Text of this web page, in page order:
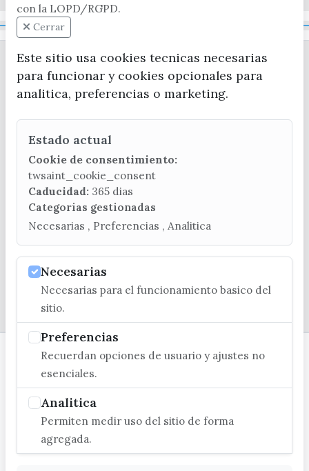
CONTACTA CON LA OFICINA DE TURISMO
(+34) 952 541 104
turismo@velezmalaga.es
C/ Poniente, 2. CP 29740 - Torre del Mar
con la LOPD/RGPD.
Cerrar
Este sitio usa cookies tecnicas necesarias
para funcionar y cookies opcionales para
analitica, preferencias o marketing.
Estado actual
Cookie de consentimiento:
twsaint_cookie_consent
Caducidad: 365 dias
Categorias gestionadas
Necesarias , Preferencias , Analitica
Necesarias
Necesarias para el funcionamiento basico del
sitio.
Preferencias
Recuerdan opciones de usuario y ajustes no
esenciales.
Analitica
Permiten medir uso del sitio de forma
agregada.